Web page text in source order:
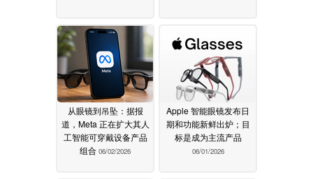
从眼镜到吊坠：据报
道，Meta 正在扩大其人
工智能可穿戴设备产品
组合 06/02/2026
Apple 智能眼镜发布日
期和功能新鲜出炉；目
标是成为主流产品
06/01/2026